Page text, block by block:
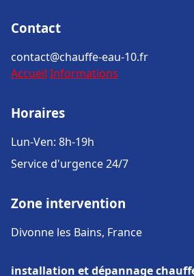
Contact
contact@chauffe-eau-10.fr
Accueil Informations
Horaires
Lun-Ven: 8h-19h
Service d'urgence 24/7
Zone intervention
Divonne les Bains, France
installation et dépannage